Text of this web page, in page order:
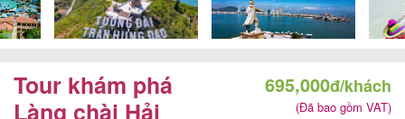
Yên
Tour
trong
Tour khám phá
Làng chài Hải
695,000đ/khách
(Đã bao gồm VAT)